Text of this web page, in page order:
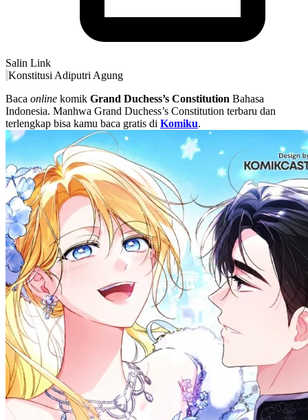
Salin Link
Konstitusi Adiputri Agung
Baca online komik Grand Duchess’s Constitution Bahasa
Indonesia. Manhwa Grand Duchess’s Constitution terbaru dan
terlengkap bisa kamu baca gratis di Komiku.